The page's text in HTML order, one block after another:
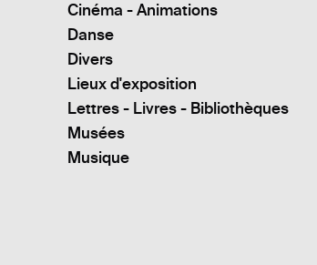
Cinéma - Animations
Danse
Divers
Lieux d'exposition
Lettres - Livres - Bibliothèques
Musées
Musique